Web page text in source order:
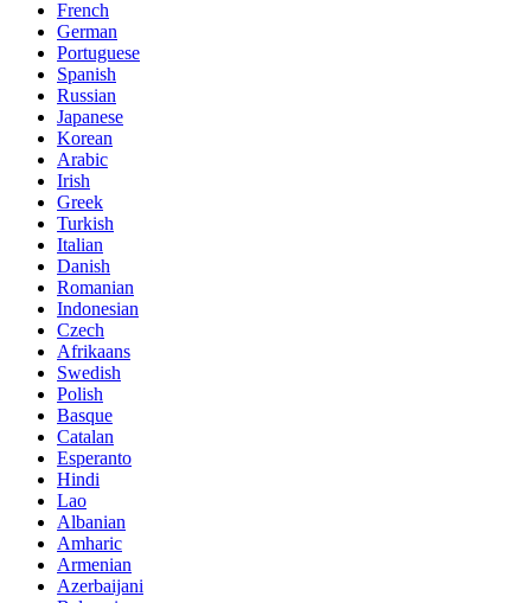
French
German
Portuguese
Spanish
Russian
Japanese
Korean
Arabic
Irish
Greek
Turkish
Italian
Danish
Romanian
Indonesian
Czech
Afrikaans
Swedish
Polish
Basque
Catalan
Esperanto
Hindi
Lao
Albanian
Amharic
Armenian
Azerbaijani